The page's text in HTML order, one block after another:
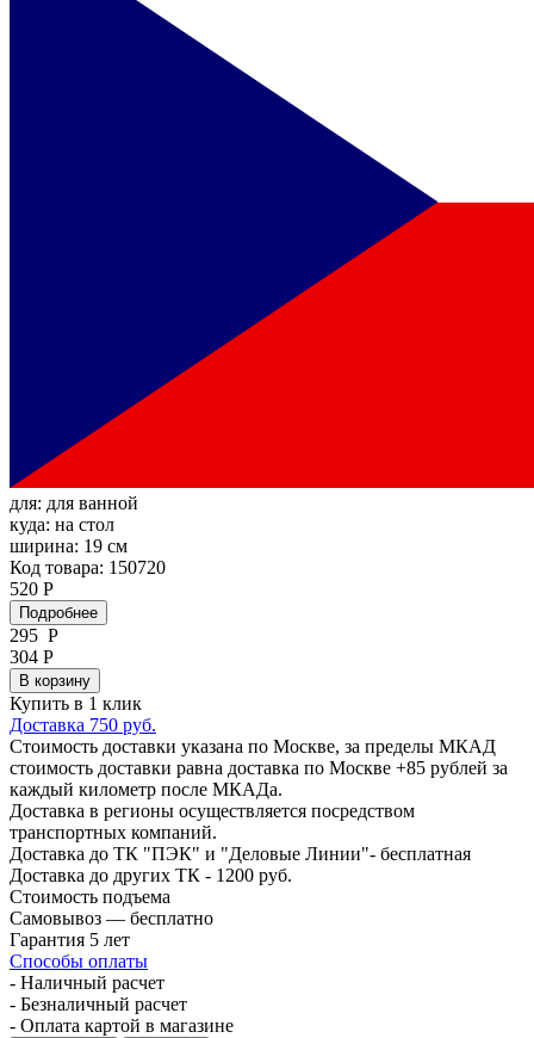
для: для ванной
куда: на стол
ширина: 19 см
Код товара: 150720
520 Р
Подробнее
295 Р
304 Р
В корзину
Купить в 1 клик
Доставка 750 руб.
Стоимость доставки указана по Москве, за пределы МКАД
стоимость доставки равна доставка по Москве +85 рублей за
каждый километр после МКАДа.
Доставка в регионы осуществляется посредством
транспортных компаний.
Доставка до ТК "ПЭК" и "Деловые Линии"- бесплатная
Доставка до других ТК - 1200 руб.
Стоимость подъема
Самовывоз — бесплатно
Гарантия 5 лет
Способы оплаты
- Наличный расчет
- Безналичный расчет
- Оплата картой в магазине